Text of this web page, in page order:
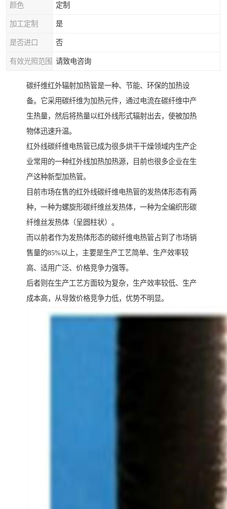
颜色 定制
加工定制 是
是否进口 否
有效光照范围 请致电咨询
碳纤维红外辐射加热管是一种、节能、环保的加热设
备。它采用碳纤维为加热元件，通过电流在碳纤维中产
生热量，然后将热量以红外线形式辐射出去，使被加热
物体迅速升温。
红外线碳纤维电热管已成为很多烘干干燥领域内生产企
业常用的一种红外线加热加热源，目前也很多企业在生
产这种新型加热管。
目前市场在售的红外线碳纤维电热管的发热体形态有两
种，一种为螺旋形碳纤维丝发热体，一种为全编织形碳
纤维丝发热体（呈圆柱状）。
而以前者作为发热体形态的碳纤维电热管占到了市场销
售量的85%以上，主要是生产工艺简单、生产效率较
高、适用广泛、价格竞争力强等。
后者则在生产工艺方面较为复杂，生产效率较低、生产
成本高，从导致价格竞争力低，优势不明显。